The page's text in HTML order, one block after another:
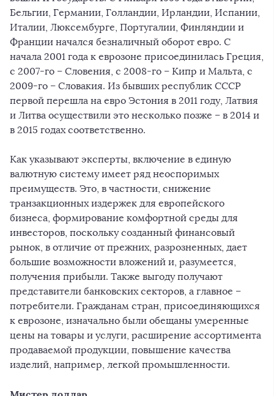
Бельгии, Германии, Голландии, Ирландии, Испании,
Италии, Люксембурге, Португалии, Финляндии и
Франции начался безналичный оборот евро. С
начала 2001 года к еврозоне присоединилась Греция,
с 2007-го – Словения, с 2008-го – Кипр и Мальта, с
2009-го – Словакия. Из бывших республик СССР
первой перешла на евро Эстония в 2011 году, Латвия
и Литва осуществили это несколько позже – в 2014 и
в 2015 годах соответственно.
Как указывают эксперты, включение в единую
валютную систему имеет ряд неоспоримых
преимуществ. Это, в частности, снижение
транзакционных издержек для европейского
бизнеса, формирование комфортной среды для
инвесторов, поскольку созданный финансовый
рынок, в отличие от прежних, разрозненных, дает
большие возможности вложений и, разумеется,
получения прибыли. Также выгоду получают
представители банковских секторов, а главное –
потребители. Гражданам стран, присоединяющихся
к еврозоне, изначально были обещаны умеренные
цены на товары и услуги, расширение ассортимента
продаваемой продукции, повышение качества
изделий, например, легкой промышленности.